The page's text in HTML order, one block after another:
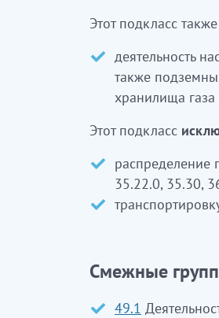
Этот подкласс также
деятельность
также
хранилища
Этот подкласс
распределение
35.22.0, 35.30,
Смежные
49.1